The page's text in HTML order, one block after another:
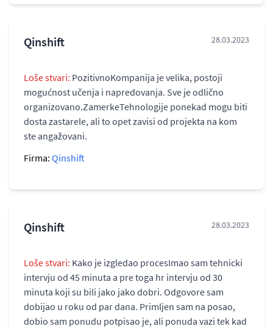
Qinshift 28.03.2023
Loše stvari: PozitivnoKompanija je velika, postoji
mogućnost učenja i napredovanja. Sve je odlično
organizovano.ZamerkeTehnologije ponekad mogu biti
dosta zastarele, ali to opet zavisi od projekta na kom
ste angažovani.
Firma: Qinshift
Qinshift 28.03.2023
Loše stvari: Kako je izgledao procesImao sam tehnicki
intervju od 45 minuta a pre toga hr intervju od 30
minuta koji su bili jako jako dobri. Odgovore sam
dobijao u roku od par dana. Primljen sam na posao,
dobio sam ponudu potpisao je, ali ponuda vazi tek kad